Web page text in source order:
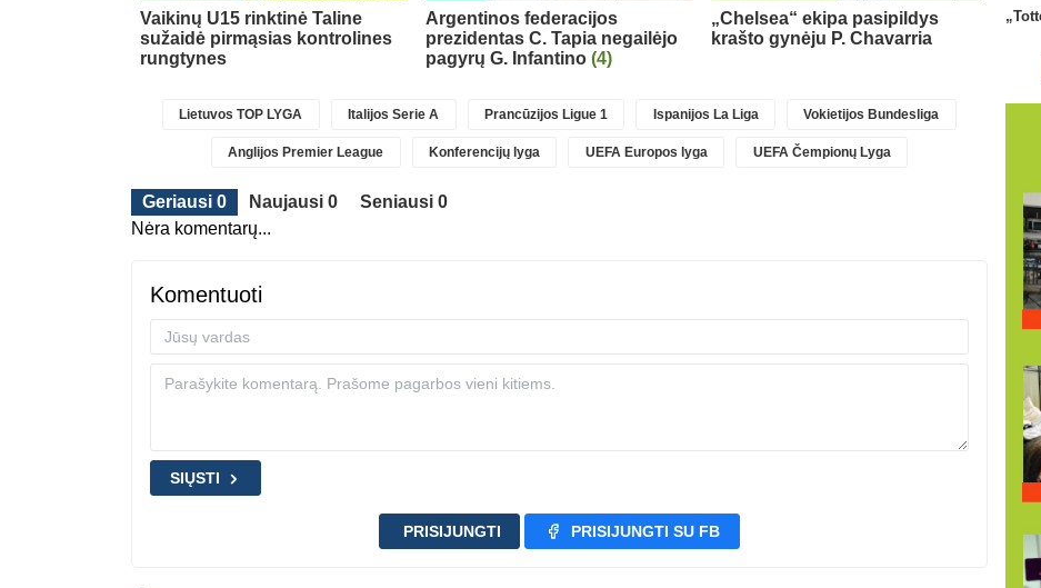
Vaikinų U15 rinktinė Taline
sužaidė pirmąsias kontrolines
rungtynes
Argentinos federacijos
prezidentas C. Tapia negailėjo
pagyrų G. Infantino (4)
„Chelsea“ ekipa pasipildys
krašto gynėju P. Chavarria
Lietuvos TOP LYGA Italijos Serie A Prancūzijos Ligue 1 Ispanijos La Liga Vokietijos Bundesliga
Anglijos Premier League Konferencijų lyga UEFA Europos lyga UEFA Čempionų Lyga
Geriausi 0 Naujausi 0
Seniausi 0
Nėra komentarų...
Komentuoti
SIŲSTI
PRISIJUNGTI PRISIJUNGTI SU FB